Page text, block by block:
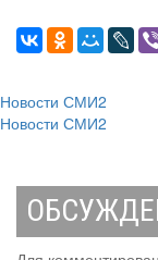
Новости СМИ2
Новости СМИ2